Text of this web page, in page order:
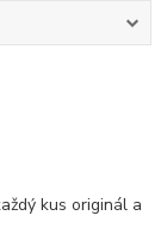
kus originál a